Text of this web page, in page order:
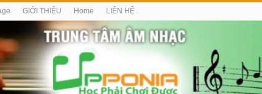
GIỚI THIỆU Home LIÊN HỆ